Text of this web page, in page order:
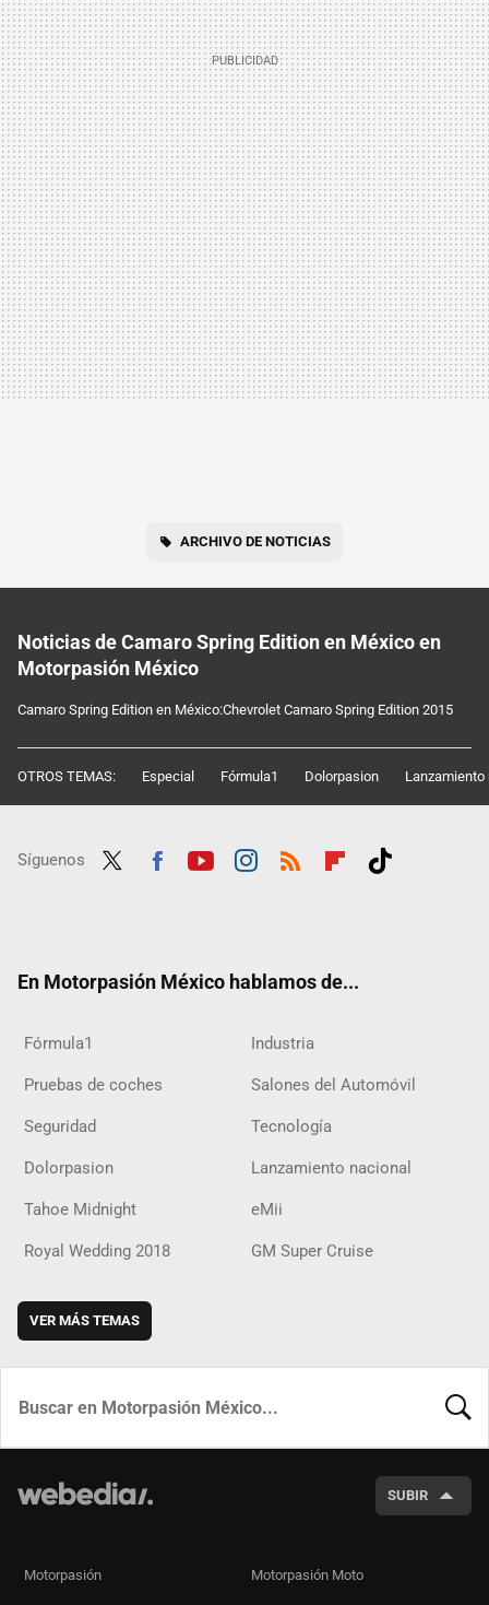
ARCHIVO DE NOTICIAS
Noticias de Camaro Spring Edition en México en
Motorpasión México
Camaro Spring Edition en México:Chevrolet Camaro Spring Edition 2015
OTROS TEMAS: Especial Fórmula1 Dolorpasion Lanzamiento
Síguenos
En Motorpasión México hablamos de...
Fórmula1 Industria
Pruebas de coches Salones del Automóvil
Seguridad Tecnología
Dolorpasion Lanzamiento nacional
Tahoe Midnight eMii
Royal Wedding 2018 GM Super Cruise
VER MÁS TEMAS
SUBIR
Motorpasión Motorpasión Moto